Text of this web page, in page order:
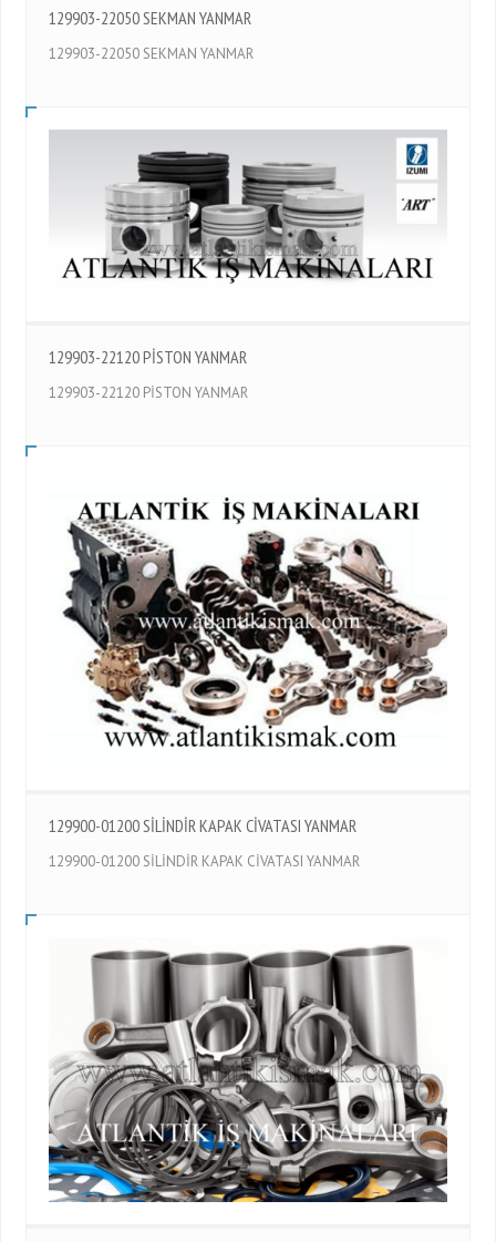
129903-22050 SEKMAN YANMAR
129903-22050 SEKMAN YANMAR
129903-22120 PİSTON YANMAR
129903-22120 PİSTON YANMAR
129900-01200 SİLİNDİR KAPAK CİVATASI YANMAR
129900-01200 SİLİNDİR KAPAK CİVATASI YANMAR